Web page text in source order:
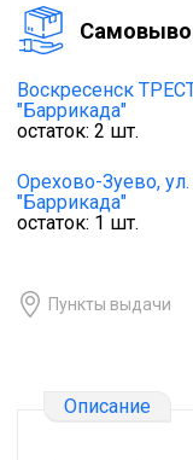
Воскресенск
"Баррикада"
остаток: 2 шт.
Орехово-Зуево,
"Баррикада"
остаток: 1 шт.
Пункты выдачи
Описание